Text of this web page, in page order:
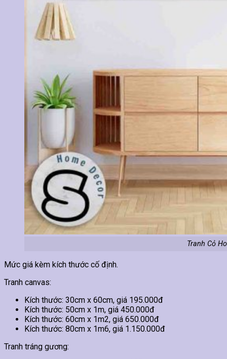
Tranh Cỏ
Mức giá kèm kích thước cố định.
Tranh canvas:
Kích thước: 30cm x 60cm, giá 195.000đ
Kích thước: 50cm x 1m, giá 450.000đ
Kích thước: 60cm x 1m2, giá 650.000đ
Kích thước: 80cm x 1m6, giá 1.150.000đ
Tranh tráng gương: